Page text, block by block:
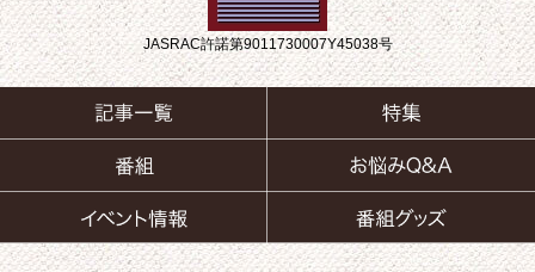
JASRAC許諾第9011730007Y45038号